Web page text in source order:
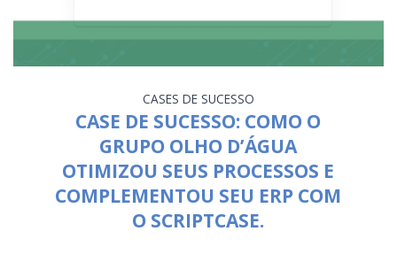
CASES DE SUCESSO
CASE DE SUCESSO: COMO O
GRUPO OLHO D’ÁGUA
OTIMIZOU SEUS PROCESSOS E
COMPLEMENTOU SEU ERP COM
O SCRIPTCASE.